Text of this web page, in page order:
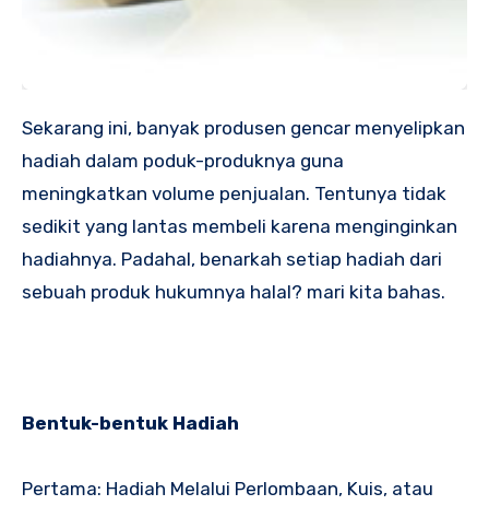
Sekarang ini, banyak produsen gencar menyelipkan
hadiah dalam poduk-produknya guna
meningkatkan volume penjualan. Tentunya tidak
sedikit yang lantas membeli karena menginginkan
hadiahnya. Padahal, benarkah setiap hadiah dari
sebuah produk hukumnya halal? mari kita bahas.
Bentuk-bentuk Hadiah
Pertama: Hadiah Melalui Perlombaan, Kuis, atau